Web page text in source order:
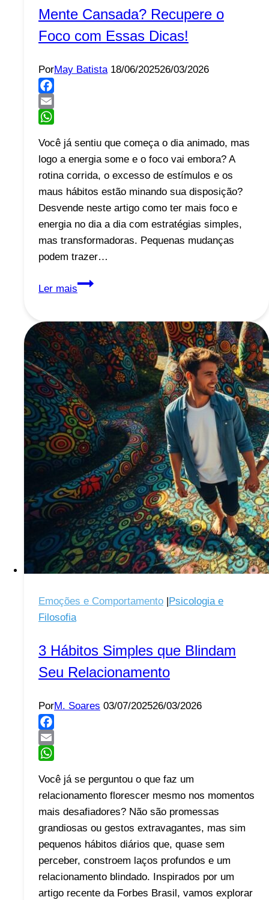
Mente Cansada? Recupere o
Foco com Essas Dicas!
PorMay Batista 18/06/202526/03/2026
Você já sentiu que começa o dia animado, mas
logo a energia some e o foco vai embora? A
rotina corrida, o excesso de estímulos e os
maus hábitos estão minando sua disposição?
Desvende neste artigo como ter mais foco e
energia no dia a dia com estratégias simples,
mas transformadoras. Pequenas mudanças
podem trazer…
Ler mais
Mente
o
Foco
com
Essas
Dicas!
Emoções e Comportamento |Psicologia e
Filosofia
3 Hábitos Simples que Blindam
Seu Relacionamento
PorM. Soares 03/07/202526/03/2026
Você já se perguntou o que faz um
relacionamento florescer mesmo nos momentos
mais desafiadores? Não são promessas
grandiosas ou gestos extravagantes, mas sim
pequenos hábitos diários que, quase sem
perceber, constroem laços profundos e um
relacionamento blindado. Inspirados por um
artigo recente da Forbes Brasil, vamos explorar